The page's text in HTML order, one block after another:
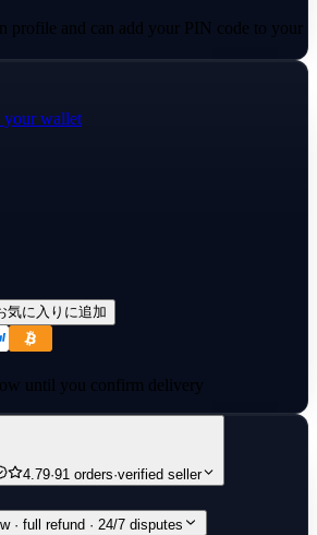
profile and can add your PIN code to your
+ HDR
Best
sound): Included
phone, tablet
shared with third parties.
24/7 with anything. Just send us a message
Changing the password or email of
otherwise you will lose access!
countries
before buying
your wallet
気に入りに追加
until you confirm delivery
4.79·91 orders·verified seller
· full refund · 24/7 disputes